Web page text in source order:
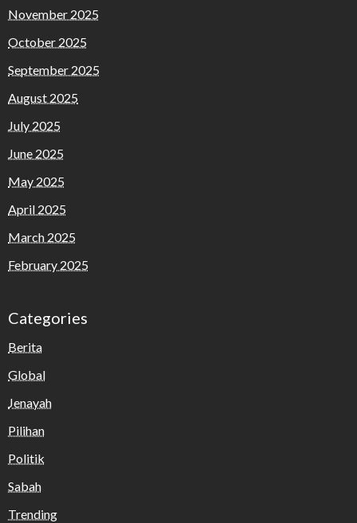
November 2025
October 2025
September 2025
August 2025
July 2025
June 2025
May 2025
April 2025
March 2025
February 2025
Categories
Berita
Global
Jenayah
Pilihan
Politik
Sabah
Trending